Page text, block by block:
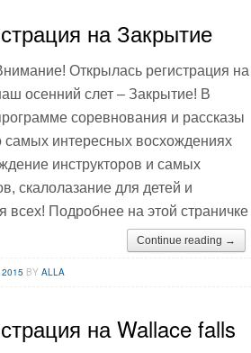
на Закрытие
Открылась регистрация на
осенний слет – Закрытие! В
соревнования и рассказы
самых интересных восхождениях
инструкторов и самых
скалолазание для детей и
всех! Подробнее на этой страничке
Continue reading →
BYALLA
на Wallace falls